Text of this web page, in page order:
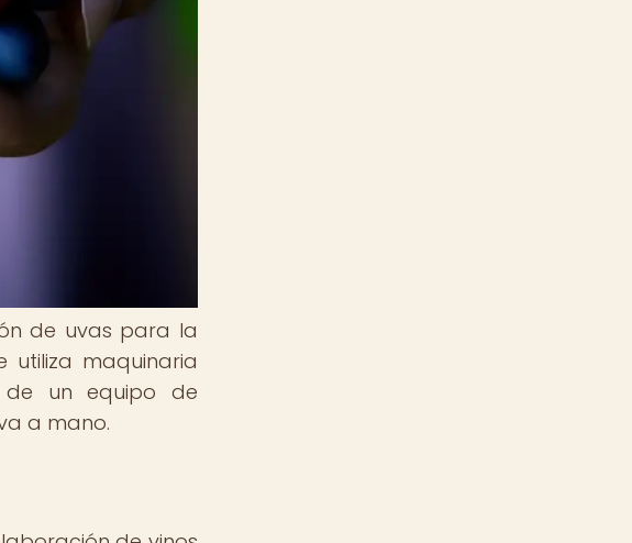
de uvas para la
utiliza maquinaria
un equipo de
a mano.